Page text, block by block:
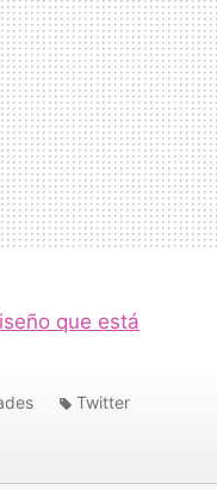
que está
Twitter